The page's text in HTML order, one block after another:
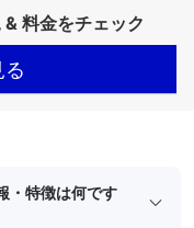
料金をチェック
・特徴は何です